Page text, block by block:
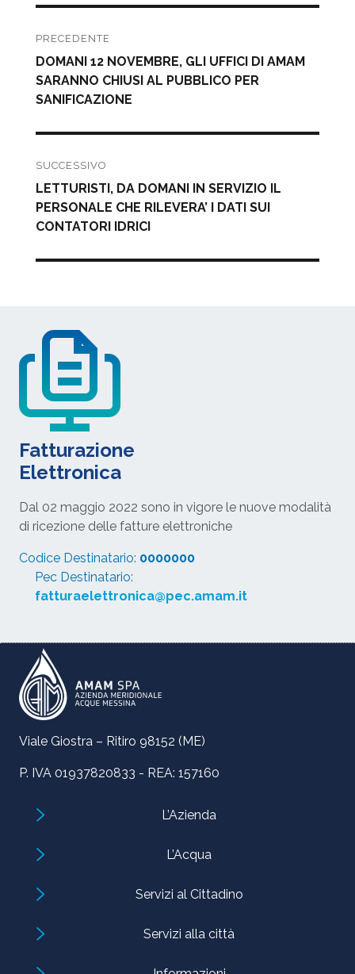
articoli
PRECEDENTE
Articolo
precedente:
DOMANI 12 NOVEMBRE, GLI UFFICI DI AMAM
SARANNO CHIUSI AL PUBBLICO PER
SANIFICAZIONE
SUCCESSIVO
Articolo
successivo:
LETTURISTI, DA DOMANI IN SERVIZIO IL
PERSONALE CHE RILEVERA’ I DATI SUI
CONTATORI IDRICI
Fatturazione
Elettronica
Dal 02 maggio 2022 sono in vigore le nuove modalità
di ricezione delle fatture elettroniche
Codice Destinatario: 0000000
Pec Destinatario:
fatturaelettronica@pec.amam.it
Viale Giostra – Ritiro 98152 (ME)
P. IVA 01937820833 - REA: 157160
L’Azienda
L’Acqua
Servizi al Cittadino
Servizi alla città